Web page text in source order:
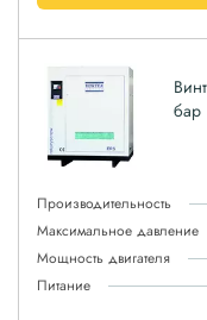
бар
Производительность
Максимальное давление
Мощность двигателя
Питание